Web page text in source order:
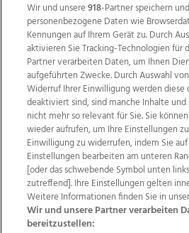
Wir über uns Mediadaten
Datenschutz
Impressum
AGB Website
Ehrenkodex
Wir und unsere918-Partner speichern
personenbezogene Daten wie
Kennungen auf Ihrem Gerät zu. Durch
aktivieren Sie Tracking-Technologien für
Partner verarbeiten Daten, um Ihnen
aufgeführten Zwecke. Durch Auswahl
Widerruf Ihrer Einwilligung werden diese
deaktiviert sind, sind manche Inhalte
nicht mehr so relevant für Sie. Sie
wieder aufrufen, um Ihre Einstellungen
Einwilligung zu widerrufen, indem Sie
Einstellungen bearbeiten am unteren
[oder das schwebende Symbol unten
zutreffend]. Ihre Einstellungen gelten
Weitere Informationen finden Sie in
Wir und unsere Partner verarbeiten
bereitzustellen: